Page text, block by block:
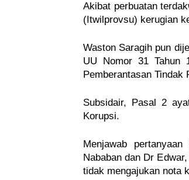
Akibat perbuatan
(Itwilprovsu) kerugian
Waston Saragih pun
UU Nomor 31 Tahun
Pemberantasan Tindak
Subsidair, Pasal 2
Korupsi.
Menjawab
Nababan dan Dr
tidak mengajukan nota